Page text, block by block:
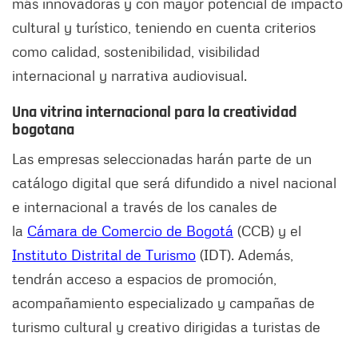
cultural y turístico, teniendo en cuenta criterios
como calidad, sostenibilidad, visibilidad
internacional y narrativa audiovisual.
Una vitrina internacional para la creatividad
bogotana
Las empresas seleccionadas harán parte de un
catálogo digital que será difundido a nivel nacional
e internacional a través de los canales de
la Cámara de Comercio de Bogotá (CCB) y el
Instituto Distrital de Turismo (IDT). Además,
tendrán acceso a espacios de promoción,
acompañamiento especializado y campañas de
turismo cultural y creativo dirigidas a turistas de